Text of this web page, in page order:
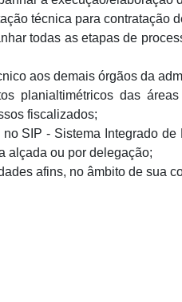
técnica para contratação
todas as etapas de
aos demais órgãos da
planialtimétricos das
fiscalizados;
no SIP - Sistema Integrado
alçada ou por delegação;
afins, no âmbito de sua